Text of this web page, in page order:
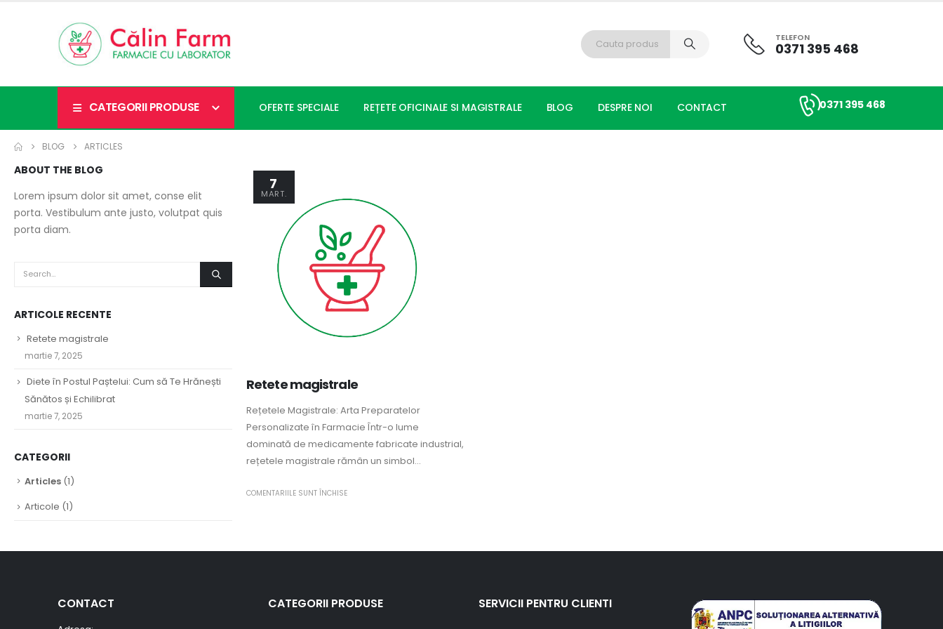
TELEFON
0371 395 468
CATEGORII PRODUSE OFERTE SPECIALE REȚETE OFICINALE SI MAGISTRALE BLOG DESPRE NOI CONTACT 0371 395 468
BLOG ARTICLES
7
MART.
Retete magistrale
Rețetele Magistrale: Arta Preparatelor
Personalizate în Farmacie Într-o lume
dominată de medicamente fabricate industrial,
rețetele magistrale rămân un simbol...
COMENTARIILE SUNT ÎNCHISE
ABOUT THE BLOG
Lorem ipsum dolor sit amet, conse elit
porta. Vestibulum ante justo, volutpat quis
porta diam.
ARTICOLE RECENTE
Retete magistrale
martie 7, 2025
Diete în Postul Paștelui: Cum să Te Hrănești
Sănătos și Echilibrat
martie 7, 2025
CATEGORII
Articles (1)
Articole (1)
CONTACT CATEGORII PRODUSE SERVICII PENTRU CLIENTI